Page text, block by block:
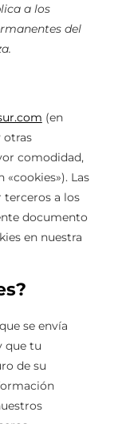
a los
del
(en
otras
comodidad,
Las
terceros a los
documento
en nuestra
se envía
que tu
de su